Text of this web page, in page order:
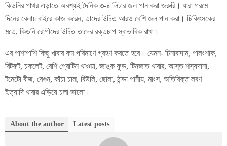
কিডনির পাথর এড়াতে অবশ্যই দৈনিক ৩-৪ লিটার জল পান করা জরুরি। যারা গরমে
দিনের বেলায় বাইরে কাজ করেন, তাদের উচিত আরও বেশি জল পান করা। চিকিৎসকের
মতে, কিডনি রোগীদের উচিত তাদের রক্তচাপ স্বাভাবিক রাখা।
এর পাশাপাশি কিছু খাবার কম পরিমাণে গ্রহণ করতে হবে। যেমন- চিনাবাদাম, পালংশাক,
বিটরুট, চকলেট, বেশি প্রোটিন খাওয়া, জাঙ্ক ফুড, টিনজাত খাবার, আস্ত শস্যদানা,
টমেটো বীজ, বেগুন, কাঁচা চাল, বিউলি, ছোলা, ঠান্ডা পানীয়, মাংস, অতিরিক্ত লবণ
ইত্যাদি খাবার এড়িয়ে চলা ভালো।
About the author Latest posts